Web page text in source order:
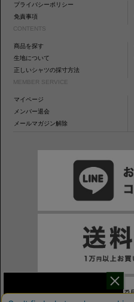
プライバシーポリシー
免責事項
CONTENTS
商品を探す
生地について
正しいシャツの採寸方法
MEMBER SERVICE
マイページ
メンバー退会
メールマガジン解除